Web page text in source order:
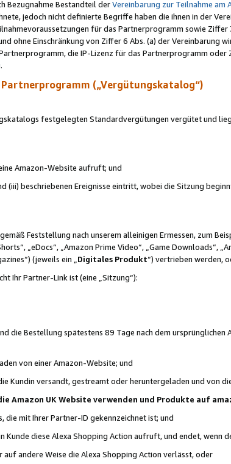
Bezugnahme Bestandteil derVereinbarung zur Teilnahme
jedoch nicht definierte Begriffe haben die ihnen in der
für das Partnerprogramm sowie Ziffer
ohne Einschränkung von Ziffer 6 Abs. (a) der Vereinbarung
die IP-Lizenz für das Partnerprogramm
(„Vergütungskatalog“)
festgelegten Standardvergütungen vergütet und
Amazon-Website aufruft; und
beschriebenen Ereignisse eintritt, wobei die Sitzung
Feststellung nach unserem alleinigen Ermessen, zum
„eDocs“, „Amazon Prime Video“, „Game Downloads“,
(jeweils ein „ Digitales Produkt“) vertrieben werden,
Ihr Partner-Link ist (eine „Sitzung“):
die Bestellung spätestens 89 Tage nach dem ursprünglichen
von einer Amazon-Website; und
Kundin versandt, gestreamt oder heruntergeladen und von
UK Website verwenden und Produkte auf
mit Ihrer Partner-ID gekennzeichnet ist; und
diese Alexa Shopping Action aufruft, und endet, wenn
andere Weise die Alexa Shopping Action verlässt, oder